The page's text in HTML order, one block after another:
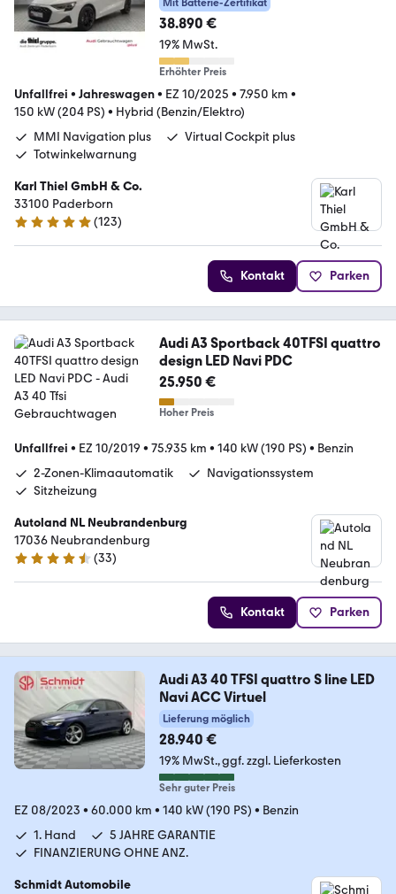
Mit Batterie-Zertifikat
38.890 €
19% MwSt.
Erhöhter Preis
Unfallfrei • Jahreswagen• EZ 10/2025 • 7.950 km •
150 kW (204 PS) • Hybrid (Benzin/Elektro)
MMI Navigation plus
Virtual Cockpit plus
Totwinkelwarnung
Karl Thiel GmbH & Co.
33100 Paderborn
4.9 Sterne
(123)
Kontakt Parken
Audi A3 Sportback 40TFSI quattro
design LED Navi PDC
25.950 €
Hoher Preis
Unfallfrei • EZ 10/2019 • 75.935 km • 140 kW (190 PS) • Benzin
2-Zonen-Klimaautomatik
Navigationssystem
Sitzheizung
Autoland NL Neubrandenburg
17036 Neubrandenburg
4.6 Sterne
(33)
Kontakt Parken
Audi A3 40 TFSI quattro S line LED
Navi ACC Virtuel
Lieferung möglich
28.940 €
19% MwSt. ggf. zzgl. Lieferkosten
Sehr guter Preis
EZ 08/2023 • 60.000 km • 140 kW (190 PS) • Benzin
1. Hand
5 JAHRE GARANTIE
FINANZIERUNG OHNE ANZ.
Schmidt Automobile